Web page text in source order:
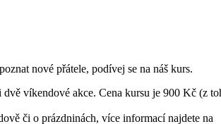
nové přátele, podívej se na náš kurs.
víkendové akce. Cena kursu je 900 Kč (z
či o prázdninách, více informací najdete na